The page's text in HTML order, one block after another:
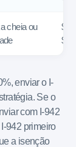
cheia ou
enviar o I-
Se o
com I-942
942 primeiro
a isenção